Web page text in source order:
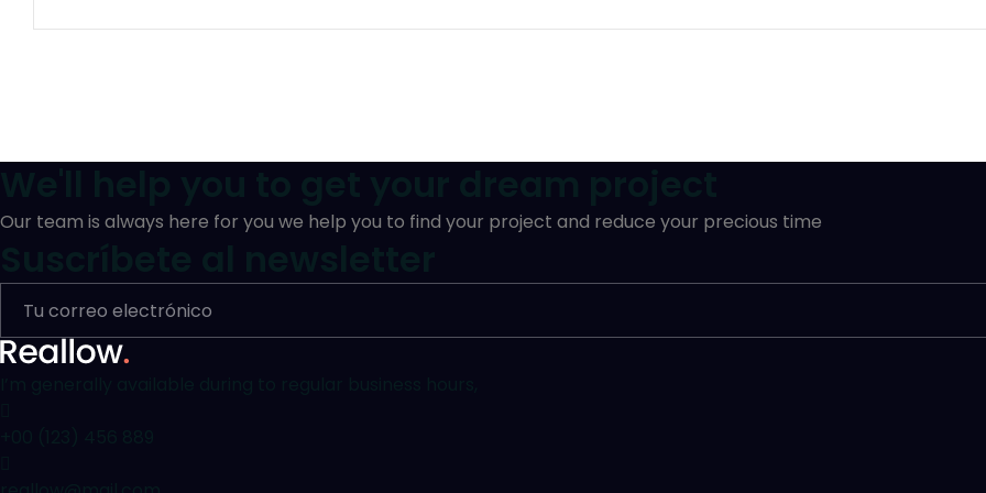
Our team is always here for you we help you to find your project and reduce your precious time